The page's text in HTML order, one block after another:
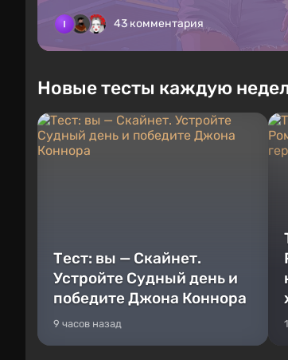
43 комментария
Новые тесты каждую
Тест: вы — Скайнет.
Устройте Судный день и
победите Джона Коннора
9 часов назад